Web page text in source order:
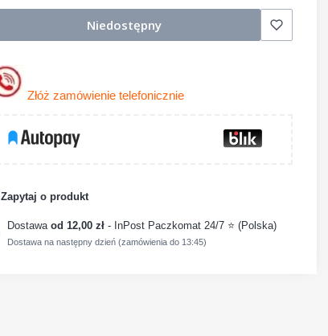
Niedostępny
Złóż zamówienie telefonicznie
Zapytaj o produkt
Dostawa od 12,00 zł - InPost Paczkomat 24/7 ⭐ (Polska)
Dostawa na następny dzień (zamówienia do 13:45)